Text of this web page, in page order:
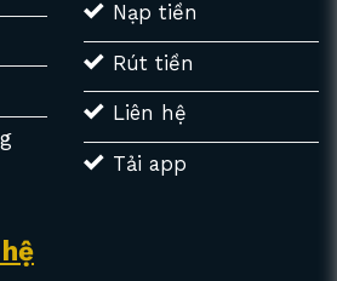
Nạp tiền
Rút tiền
Liên hệ
Tải app